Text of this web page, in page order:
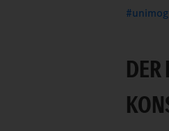
unimog